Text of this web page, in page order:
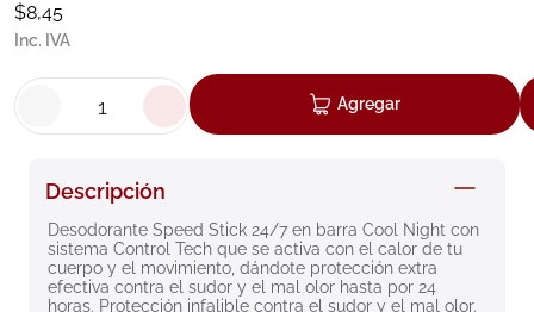
$8,45
Inc. IVA
Agregar
Descripción
Desodorante Speed Stick 24/7 en barra Cool Night con
sistema Control Tech que se activa con el calor de tu
cuerpo y el movimiento, dándote protección extra
efectiva contra el sudor y el mal olor hasta por 24
horas. Protección infalible contra el sudor y el mal olor.
4.
5. cerave
roche posay
9. megacistin
10.pañales